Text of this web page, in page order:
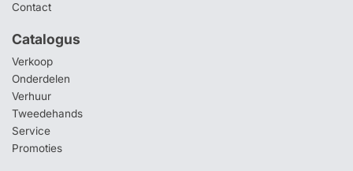
Contact
Catalogus
Verkoop
Onderdelen
Verhuur
Tweedehands
Service
Promoties